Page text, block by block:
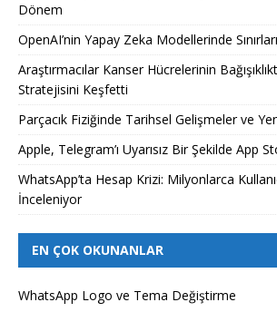
Dönem
OpenAI’nin Yapay Zeka Modellerinde
Araştırmacılar Kanser Hücrelerinin
Stratejisini Keşfetti
Parçacık Fiziğinde Tarihsel Gelişmeler ve
Apple, Telegram’ı Uyarısız Bir Şekilde App
WhatsApp’ta Hesap Krizi: Milyonlarca
İnceleniyor
EN ÇOK OKUNANLAR
WhatsApp Logo ve Tema Değiştirme